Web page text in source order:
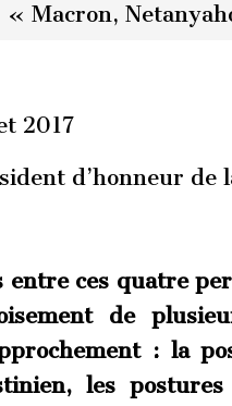
Macron,
2017
d’honneur de
entre ces quatre
de
: la
les